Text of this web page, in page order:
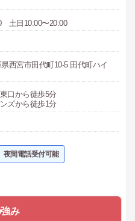
土日10:00〜20:00
西宮市田代町10-5 田代町ハイ
口から徒歩5分
ズから徒歩1分
夜間電話受付可能
み